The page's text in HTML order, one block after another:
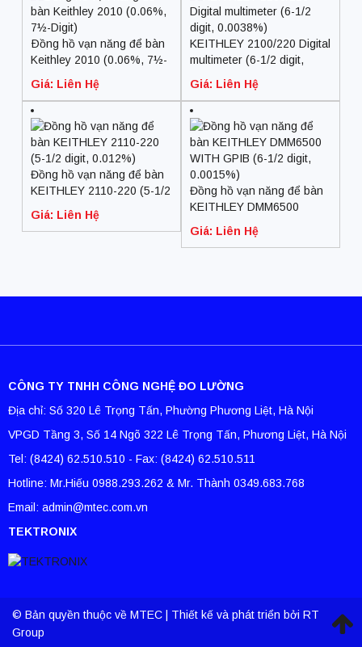
Ðồng hồ vạn năng để bàn
Keithley 2010 (0.06%, 7½-
Giá: Liên Hệ
KEITHLEY 2100/220 Digital
multimeter (6-1/2 digit,
Giá: Liên Hệ
Đồng hồ vạn năng để bàn
KEITHLEY 2110-220 (5-1/2
Giá: Liên Hệ
Đồng hồ vạn năng để bàn
KEITHLEY DMM6500
0.0015%)
Giá: Liên Hệ
CÔNG TY TNHH CÔNG NGHỆ ĐO LƯỜNG
Địa chỉ: Số 320 Lê Trọng Tấn, Phường Phương Liệt, Hà Nội
VPGD Tầng 3, Số 14 Ngõ 322 Lê Trọng Tấn, Phương Liệt, Hà Nội
Tel: (8424) 62.510.510 - Fax: (8424) 62.510.511
Hotline: Mr.Hiếu 0988.293.262 & Mr. Thành 0349.683.768
Email: admin@mtec.com.vn
TEKTRONIX
© Bản quyền thuộc về MTEC | Thiết kế và phát triển bởi RT
Group